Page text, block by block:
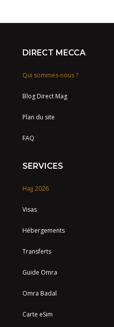
DIRECT MECCA
Qui sommes-nous ?
Blog Direct Mag
Plan du site
FAQ
SERVICES
Hajj 2026
Visas
Hébergements
Transferts
Guide Omra
Omra Badal
Carte eSim